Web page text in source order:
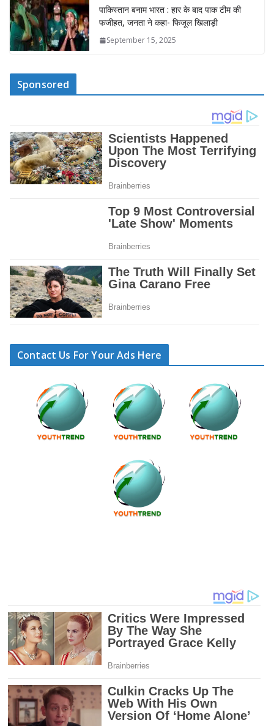
पाकिस्तान बनाम भारत : हार के बाद पाक टीम की
फजीहत, जनता ने कहा- फिजूल खिलाड़ी
September 15, 2025
Sponsored
Contact Us For Your Ads Here